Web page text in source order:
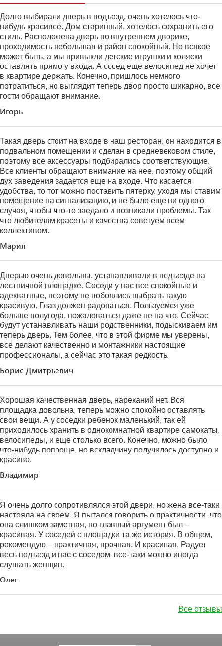
Долго выбирали дверь в подъезд, очень хотелось что-
нибудь красивое. Дом старинный, хотелось сохранить его
стиль. Расположена дверь во внутреннем дворике,
проходимость небольшая и район спокойный. Но всякое
может быть, а мы привыкли детские игрушки и коляски
оставлять прямо у входа. А сосед еще велосипед не хочет
в квартире держать. Конечно, пришлось немного
потратиться, но выглядит теперь двор просто шикарно, все
гости обращают внимание.
Игорь
Такая дверь стоит на входе в наш ресторан, он находится в
подвальном помещении и сделан в средневековом стиле,
поэтому все аксессуары подбирались соответствующие.
Все клиенты обращают внимание на нее, поэтому общий
дух заведения задается еще на входе. Что касается
удобства, то тот можно поставить пятерку, уходя мы ставим
помещение на сигнализацию, и не было еще ни одного
случая, чтобы что-то заедало и возникали проблемы. Так
что любителям красоты и качества советуем всем
коллективом.
Мария
Дверью очень довольны, устанавливали в подъезде на
лестничной площадке. Соседи у нас все спокойные и
адекватные, поэтому не побоялись выбрать такую
красивую. Глаз должен радоваться. Пользуемся уже
больше полугода, пожаловаться даже не на что. Сейчас
будут устанавливать наши родственники, подыскиваем им
теперь дверь. Тем более, что в этой фирме мы уверены,
все делают качественно и монтажники настоящие
профессионалы, а сейчас это такая редкость.
Борис Дмитрьевич
Хорошая качественная дверь, нареканий нет. Вся
площадка довольна, теперь можно спокойно оставлять
свои вещи. А у соседки ребенок маленький, так ей
приходилось хранить в однокомнатной квартире самокаты,
велосипеды, и еще столько всего. Конечно, можно было
что-нибудь попроще, но вскладчину получилось доступно и
красиво.
Владимир
Я очень долго сопротивлялся этой двери, но жена все-таки
настояла на своем. Я пытался говорить о практичности, что
она слишком заметная, но главный аргумент был –
красивая. У соседей с площадки та же история. В общем,
рекомендую – практичная, прочная. И красивая. Радует
весь подъезд и нас с соседом, все-таки можно иногда
слушать женщин.
Олег
Все отзывы